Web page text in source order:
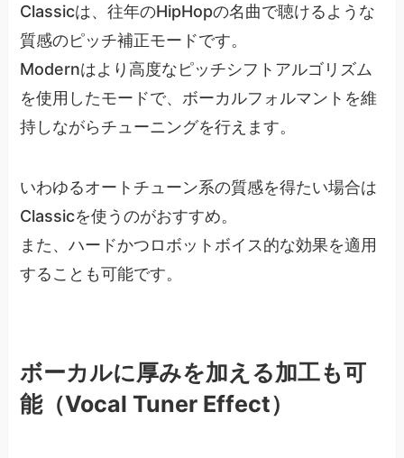
Classicは、往年のHipHopの名曲で聴けるような
質感のピッチ補正モードです。
Modernはより高度なピッチシフトアルゴリズム
を使用したモードで、ボーカルフォルマントを維
持しながらチューニングを行えます。
いわゆるオートチューン系の質感を得たい場合は
Classicを使うのがおすすめ。
また、ハードかつロボットボイス的な効果を適用
することも可能です。
ボーカルに厚みを加える加工も可
能（Vocal Tuner Effect）